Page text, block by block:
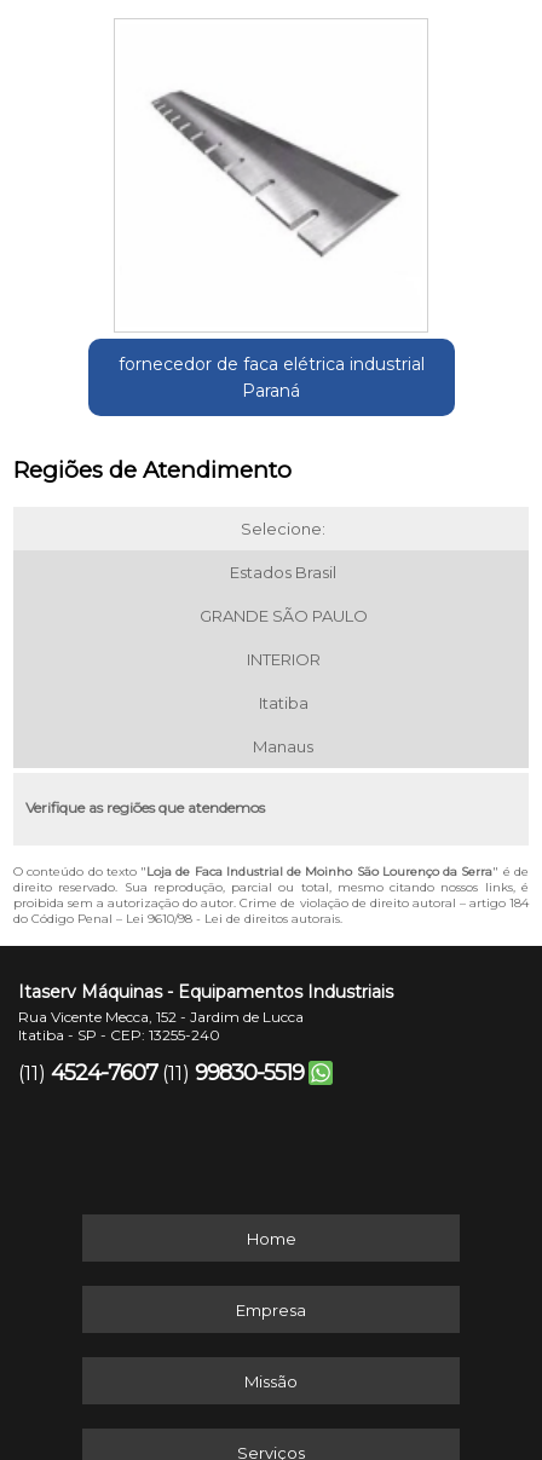
fornecedor de faca elétrica industrial
Paraná
Regiões de Atendimento
Selecione:
Estados Brasil
GRANDE SÃO PAULO
INTERIOR
Itatiba
Manaus
Verifique as regiões que atendemos
O conteúdo do texto "Loja de Faca Industrial de Moinho São Lourenço da Serra" é de
direito reservado. Sua reprodução, parcial ou total, mesmo citando nossos links, é
proibida sem a autorização do autor. Crime de violação de direito autoral – artigo 184
do Código Penal – Lei 9610/98 - Lei de direitos autorais.
Itaserv Máquinas - Equipamentos Industriais
Rua Vicente Mecca, 152 - Jardim de Lucca
Itatiba - SP - CEP: 13255-240
(11) 4524-7607 (11) 99830-5519
Home
Empresa
Missão
Serviços